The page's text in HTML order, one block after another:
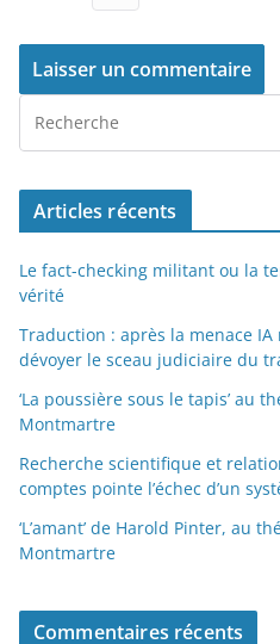
Articles récents
Le fact-checking militant ou la
vérité
Traduction : après la menace
dévoyer le sceau judiciaire du
‘La poussière sous le tapis’ au
Montmartre
Recherche scientifique et
comptes pointe l’échec d’un
‘L’amant’ de Harold Pinter, au
Montmartre
Commentaires récents